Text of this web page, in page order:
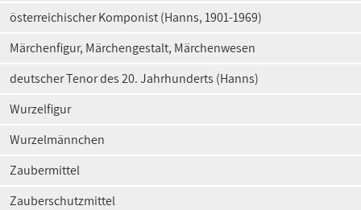
österreichischer Komponist (Hanns, 1901-1969)
Märchenfigur, Märchengestalt, Märchenwesen
deutscher Tenor des 20. Jahrhunderts (Hanns)
Wurzelfigur
Wurzelmännchen
Zaubermittel
Zauberschutzmittel